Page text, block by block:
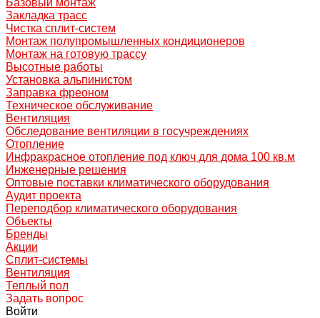
Базовый монтаж
Закладка трасс
Чистка сплит-систем
Монтаж полупромышленных кондиционеров
Монтаж на готовую трассу
Высотные работы
Установка альпинистом
Заправка фреоном
Техническое обслуживание
Вентиляция
Обследование вентиляции в госучреждениях
Отопление
Инфракрасное отопление под ключ для дома 100 кв.м
Инженерные решения
Оптовые поставки климатического оборудования
Аудит проекта
Переподбор климатического оборудования
Объекты
Бренды
Акции
Сплит-системы
Вентиляция
Теплый пол
Задать вопрос
Войти